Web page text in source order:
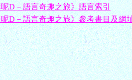
D－語言奇趣之旅》語言索引
D－語言奇趣之旅》參考書目及網